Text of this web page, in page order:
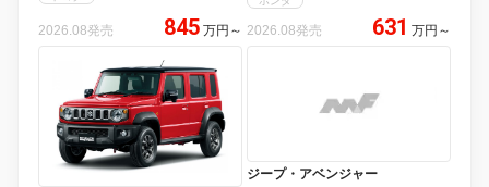
2026.08発売 845 万円 ～ 2026.08発売 631 万円 ～
ジープ・アベンジャー